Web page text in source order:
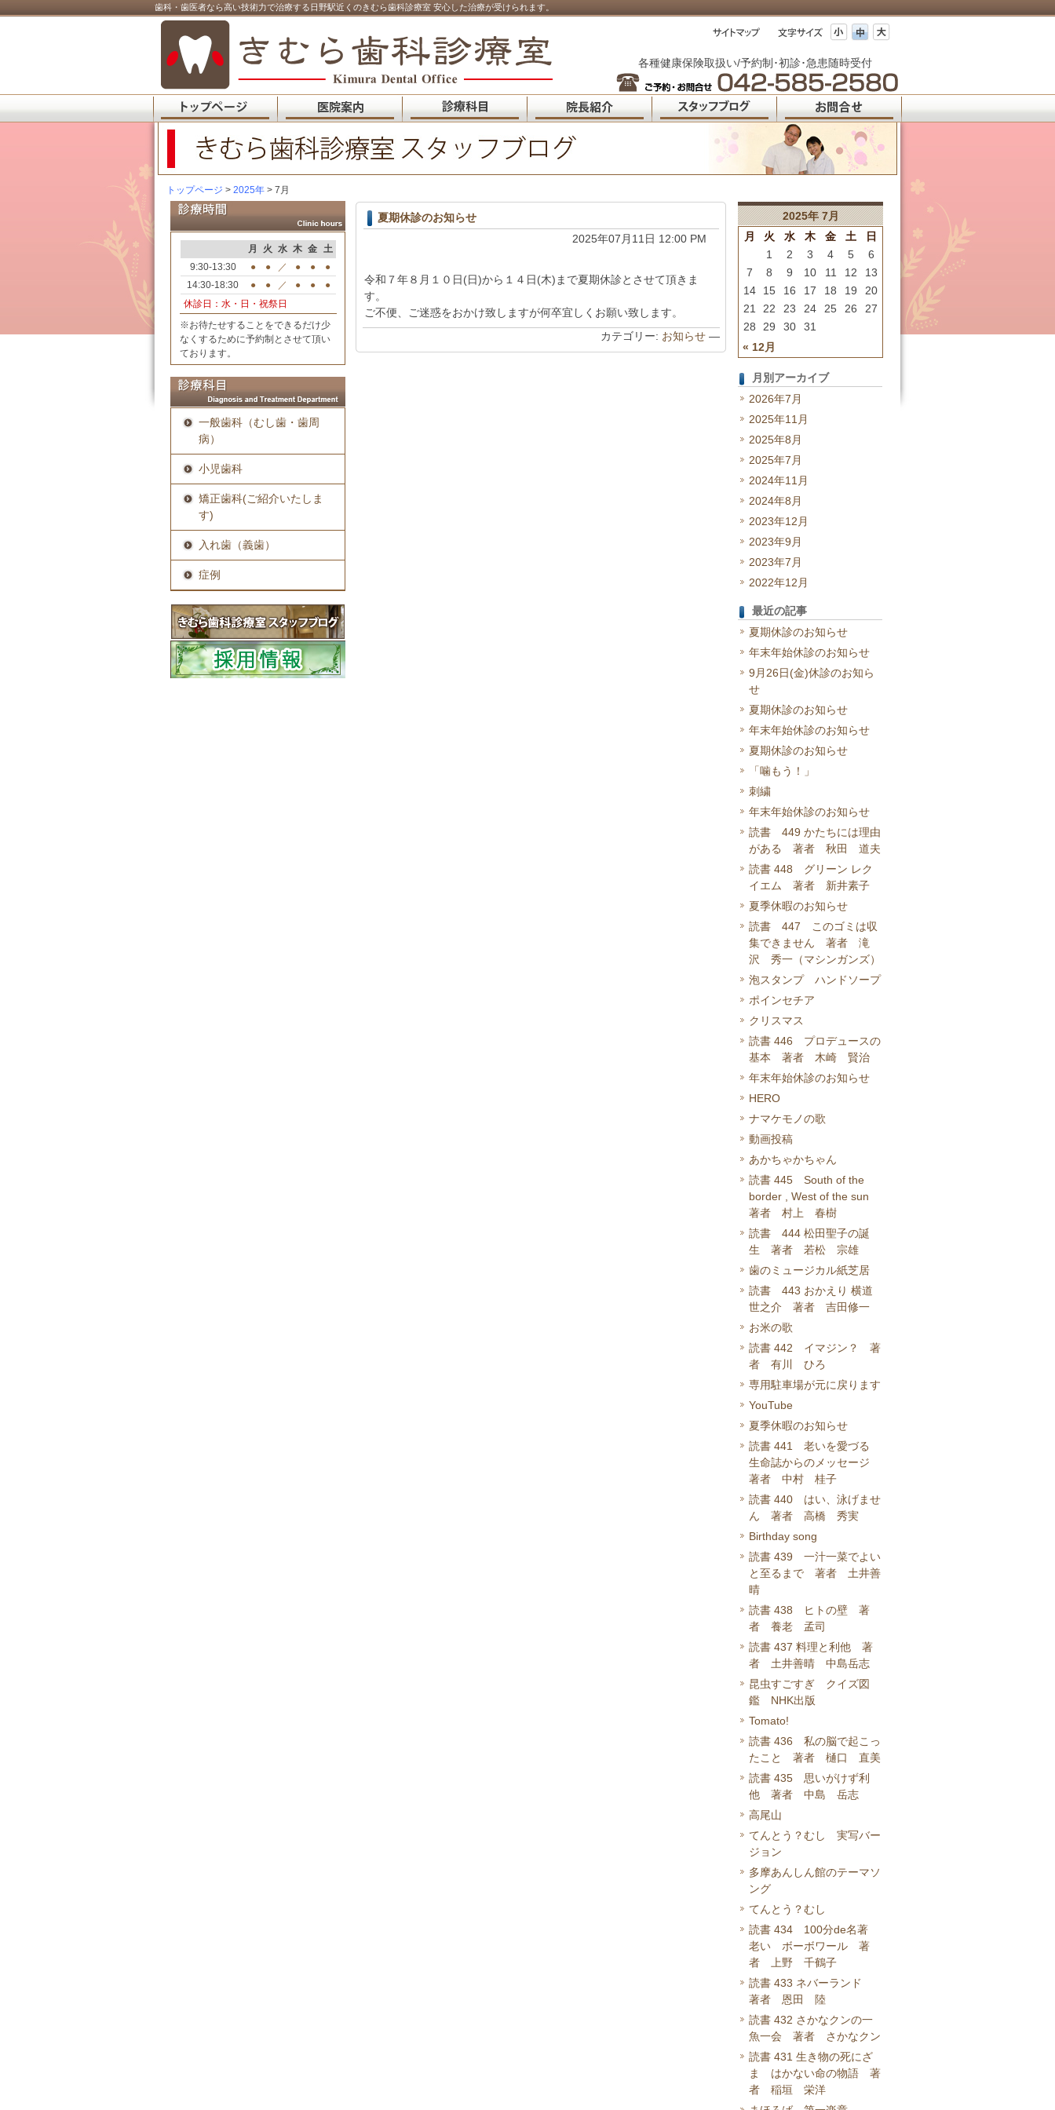
歯科・歯医者なら高い技術力で治療する日野駅近くのきむら歯科診療室 安心した治療が受けられます。
各種健康保険取扱い/予約制･初診･急患随時受付
トップページ > 2025年 > 7月
月 火 水 木 金 土
9:30-13:30
● ● ／ ● ●
●
14:30-18:30
● ● ／ ● ●
●
休診日：水・日・祝祭日
※お待たせすることをできるだけ少
なくするために予約制とさせて頂い
ております。
一般歯科（むし歯・歯周
病）
小児歯科
矯正歯科(ご紹介いたしま
す)
入れ歯（義歯）
症例
夏期休診のお知らせ
2025年07月11日 12:00 PM
令和７年８月１０日(日)から１４日(木)まで夏期休診とさせて頂きま
す。
ご不便、ご迷惑をおかけ致しますが何卒宜しくお願い致します。
カテゴリー: お知らせ—
2025年 7月
月
火 水 木 金 土 日
« 12月
1 2 3 4 5
6
7
8 9 10 11 12
13
14
15 16 17 18 19
20
21
22 23 24 25 26
27
28
29 30 31
月別アーカイブ
2026年7月
2025年11月
2025年8月
2025年7月
2024年11月
2024年8月
2023年12月
2023年9月
2023年7月
2022年12月
最近の記事
夏期休診のお知らせ
年末年始休診のお知らせ
9月26日(金)休診のお知ら
せ
夏期休診のお知らせ
年末年始休診のお知らせ
夏期休診のお知らせ
「噛もう！」
刺繍
年末年始休診のお知らせ
読書 449 かたちには理由
がある 著者 秋田 道夫
読書 448 グリーン レク
イエム 著者 新井素子
夏季休暇のお知らせ
読書 447 このゴミは収
集できません 著者 滝
沢 秀一（マシンガンズ）
泡スタンプ ハンドソープ
ポインセチア
クリスマス
読書 446 プロデュースの
基本 著者 木崎 賢治
年末年始休診のお知らせ
HERO
ナマケモノの歌
動画投稿
あかちゃかちゃん
読書 445 South of the
border , West of the sun
著者 村上 春樹
読書 444 松田聖子の誕
生 著者 若松 宗雄
歯のミュージカル紙芝居
読書 443 おかえり 横道
世之介 著者 吉田修一
お米の歌
読書 442 イマジン？ 著
者 有川 ひろ
専用駐車場が元に戻ります
YouTube
夏季休暇のお知らせ
読書 441 老いを愛づる
生命誌からのメッセージ
著者 中村 桂子
読書 440 はい、泳げませ
ん 著者 高橋 秀実
Birthday song
読書 439 一汁一菜でよい
と至るまで 著者 土井善
晴
読書 438 ヒトの壁 著
者 養老 孟司
読書 437 料理と利他 著
者 土井善晴 中島岳志
昆虫すごすぎ クイズ図
鑑 NHK出版
Tomato!
読書 436 私の脳で起こっ
たこと 著者 樋口 直美
読書 435 思いがけず利
他 著者 中島 岳志
高尾山
てんとう？むし 実写バー
ジョン
多摩あんしん館のテーマソ
ング
てんとう？むし
読書 434 100分de名著
老い ボーボワール 著
者 上野 千鶴子
読書 433 ネバーランド
著者 恩田 陸
読書 432 さかなクンの一
魚一会 著者 さかなクン
読書 431 生き物の死にざ
ま はかない命の物語 著
者 稲垣 栄洋